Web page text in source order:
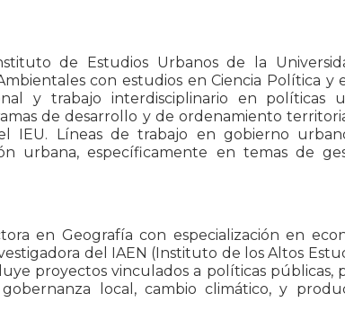
de Estudios Urbanos de la
con estudios en Ciencia Política y
y trabajo interdisciplinario en políticas
de desarrollo y de ordenamiento
IEU. Líneas de trabajo en gobierno
urbana, específicamente en temas de
en Geografía con especialización en
del IAEN (Instituto de los Altos
proyectos vinculados a políticas públicas,
local, cambio climático, y